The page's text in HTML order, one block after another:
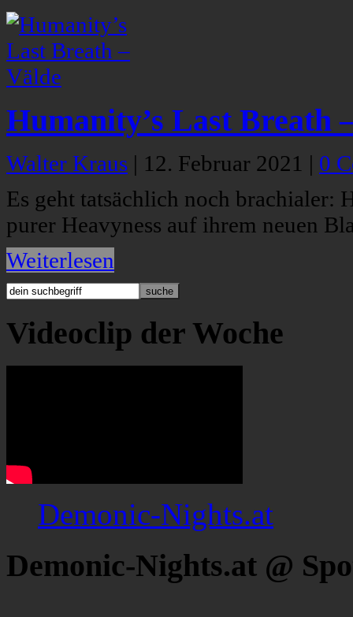
Humanity’s Last Breath
Walter Kraus | 12. Februar 2021 | 0
Es geht tatsächlich noch brachialer:
purer Heavyness auf ihrem neuen
Weiterlesen
Videoclip der Woche
Demonic-Nights.at
Demonic-Nights.at @